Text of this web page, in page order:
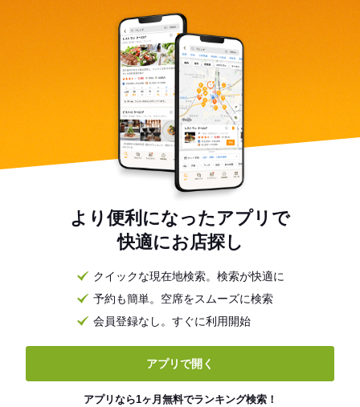
より便利になったアプリで
快適にお店探し
クイックな現在地検索。検索が快適に
予約も簡単。空席をスムーズに検索
会員登録なし。すぐに利用開始
アプリで開く
アプリなら1ヶ月無料でランキング検索！